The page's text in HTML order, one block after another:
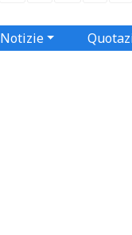
Notizie